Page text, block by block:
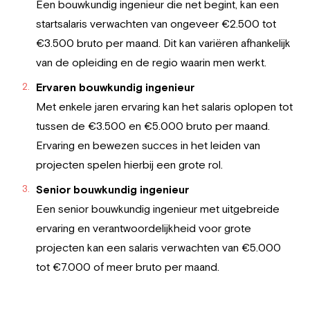
Een bouwkundig ingenieur die net begint, kan een
startsalaris verwachten van ongeveer €2.500 tot
€3.500 bruto per maand. Dit kan variëren afhankelijk
van de opleiding en de regio waarin men werkt.
Ervaren bouwkundig ingenieur
Met enkele jaren ervaring kan het salaris oplopen tot
tussen de €3.500 en €5.000 bruto per maand.
Ervaring en bewezen succes in het leiden van
projecten spelen hierbij een grote rol.
Senior bouwkundig ingenieur
Een senior bouwkundig ingenieur met uitgebreide
ervaring en verantwoordelijkheid voor grote
projecten kan een salaris verwachten van €5.000
tot €7.000 of meer bruto per maand.